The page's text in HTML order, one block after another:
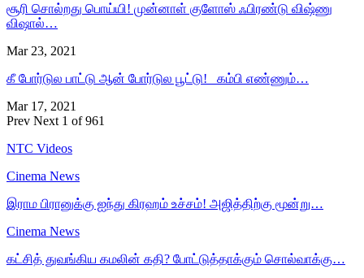
சூரி சொல்றது பொய்யி! முன்னாள் குளோஸ் ஃபிரண்டு விஷ்ணு
விஷால்…
Mar 23, 2021
கீ போர்டுல பாட்டு ஆன் போர்டுல பூட்டு! கம்பி எண்ணும்…
Mar 17, 2021
Prev Next 1 of 961
NTC Videos
Cinema News
இராம பிரானுக்கு ஐந்து கிரஹம் உச்சம்! அஜித்திற்கு மூன்று…
Cinema News
கட்சித் துவங்கிய கமலின் கதி? போட்டுத்தாக்கும் சொல்வாக்கு…